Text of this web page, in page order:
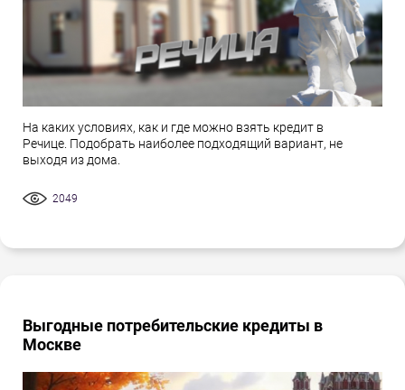
На каких условиях, как и где можно взять кредит в
Речице. Подобрать наиболее подходящий вариант, не
выходя из дома.
2049
Выгодные потребительские кредиты в
Москве